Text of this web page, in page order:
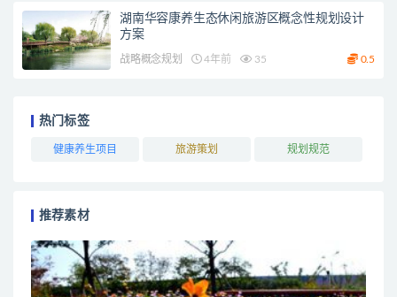
湖南华容康养生态休闲旅游区概念性规划设计
方案
战略概念规划 4年前 35 0.5
热门标签
健康养生项目 旅游策划 规划规范
推荐素材